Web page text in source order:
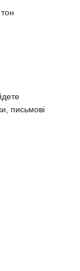
письмові